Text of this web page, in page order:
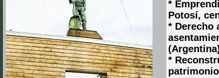
*
Potosí,
* Derecho
*